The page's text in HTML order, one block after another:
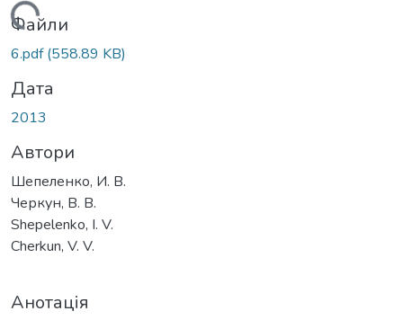
Файли
6.pdf(558.89 KB)
Дата
2013
Автори
Шепеленко, И. В.
Черкун, В. В.
Shepelenko, I. V.
Cherkun, V. V.
Анотація